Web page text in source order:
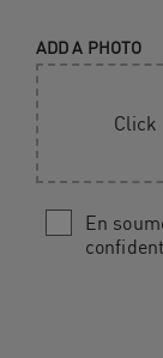
ADD A PHOTO
Click
En